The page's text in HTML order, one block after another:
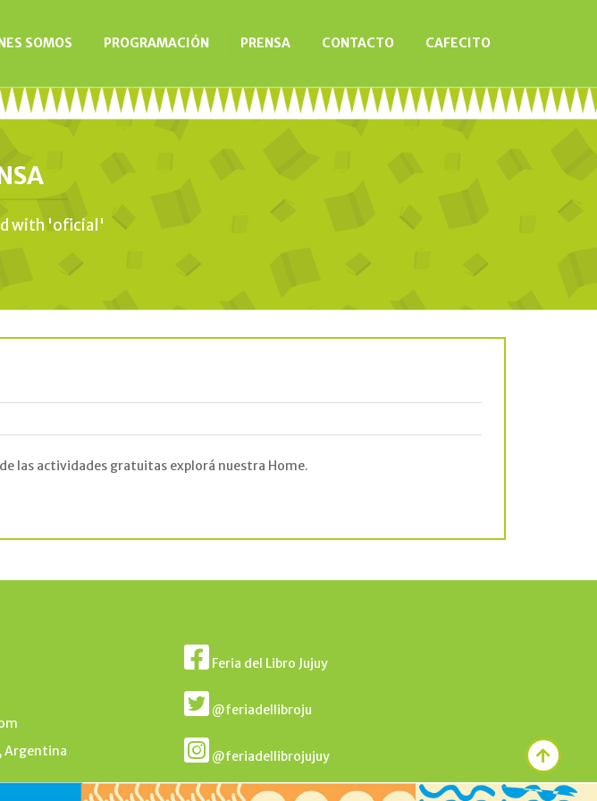
SOMOS PROGRAMACIÓN PRENSA CONTACTO CAFECITO
with 'oficial'
las actividades gratuitas explorá nuestra Home.
Argentina
Feria del Libro Jujuy
@feriadellibroju
@feriadellibrojujuy